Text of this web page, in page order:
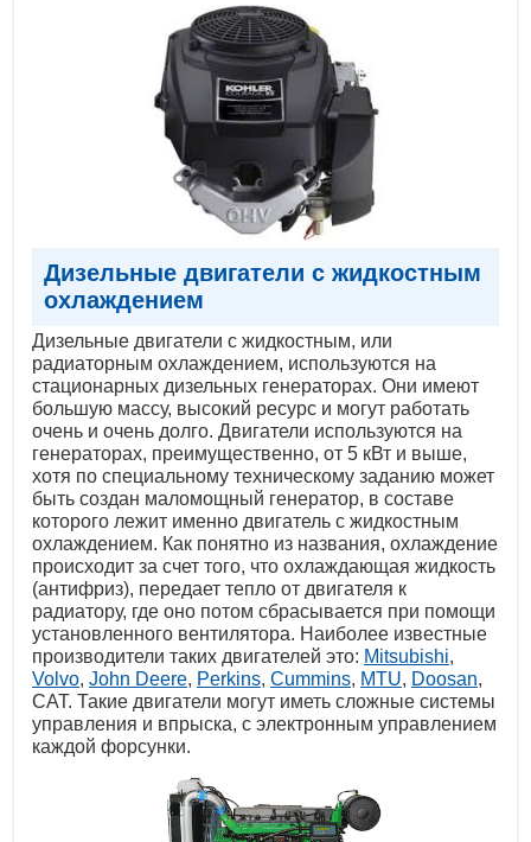
Дизельные двигатели с жидкостным
охлаждением
Дизельные двигатели с жидкостным, или
радиаторным охлаждением, используются на
стационарных дизельных генераторах. Они имеют
большую массу, высокий ресурс и могут работать
очень и очень долго. Двигатели используются на
генераторах, преимущественно, от 5 кВт и выше,
хотя по специальному техническому заданию может
быть создан маломощный генератор, в составе
которого лежит именно двигатель с жидкостным
охлаждением. Как понятно из названия, охлаждение
происходит за счет того, что охлаждающая жидкость
(антифриз), передает тепло от двигателя к
радиатору, где оно потом сбрасывается при помощи
установленного вентилятора. Наиболее известные
производители таких двигателей это: Mitsubishi,
Volvo, John Deere, Perkins, Cummins, MTU, Doosan,
CAT. Такие двигатели могут иметь сложные системы
управления и впрыска, с электронным управлением
каждой форсунки.